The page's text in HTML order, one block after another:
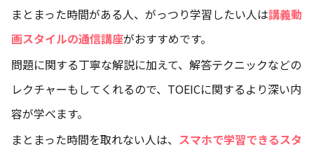
まとまった時間がある人、がっつり学習したい人は講義動
画スタイルの通信講座がおすすめです。
問題に関する丁寧な解説に加えて、解答テクニックなどの
レクチャーもしてくれるので、TOEICに関するより深い内
容が学べます。
まとまった時間を取れない人は、 スマホで学習できるスタ